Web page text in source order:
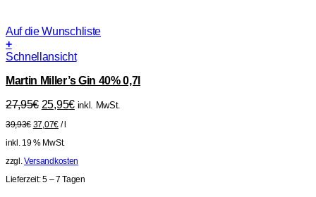
Auf die Wunschliste
+
Schnellansicht
Martin Miller’s Gin 40% 0,7l
27,95€ Ursprünglicher
war:
27,95€
25,95€Aktueller
inkl. MwSt.
39,93€ 37,07€/
inkl. 19 % MwSt.
zzgl.Versandkosten
Lieferzeit:5 – 7 Tagen